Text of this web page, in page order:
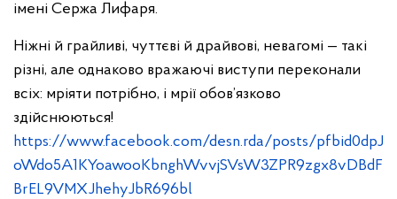
імені Сержа Лифаря.
Ніжні й грайливі, чуттєві й драйвові, невагомі — такі
різні, але однаково вражаючі виступи переконали
всіх: мріяти потрібно, і мрії обов’язково
здійснюються!
https://www.facebook.com/desn.rda/posts/pfbid0dpJ
oWdo5A1KYoawooKbnghWvvjSVsW3ZPR9zgx8vDBdF
BrEL9VMXJhehyJbR696bl